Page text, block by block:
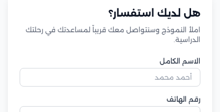
هل لديك استفسار؟
املأ النموذج وسنتواصل معك قريباً لمساعدتك في رحلتك
الدراسية.
الاسم الكامل
رقم الهاتف